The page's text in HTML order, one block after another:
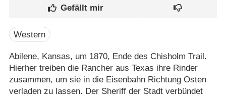
Western
Abilene, Kansas, um 1870, Ende des Chisholm Trail.
Hierher treiben die Rancher aus Texas ihre Rinder
zusammen, um sie in die Eisenbahn Richtung Osten
verladen zu lassen. Der Sheriff der Stadt verbündet